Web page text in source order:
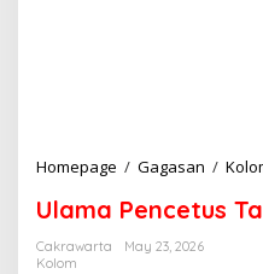
Homepage / Gagasan /
Ulama Pencetus
Cakrawarta
May 23, 2026
Kolom